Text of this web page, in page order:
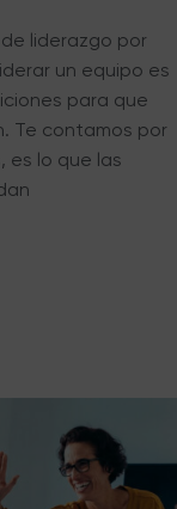
liderazgo por
un equipo es
para que
Te contamos por
es lo que las